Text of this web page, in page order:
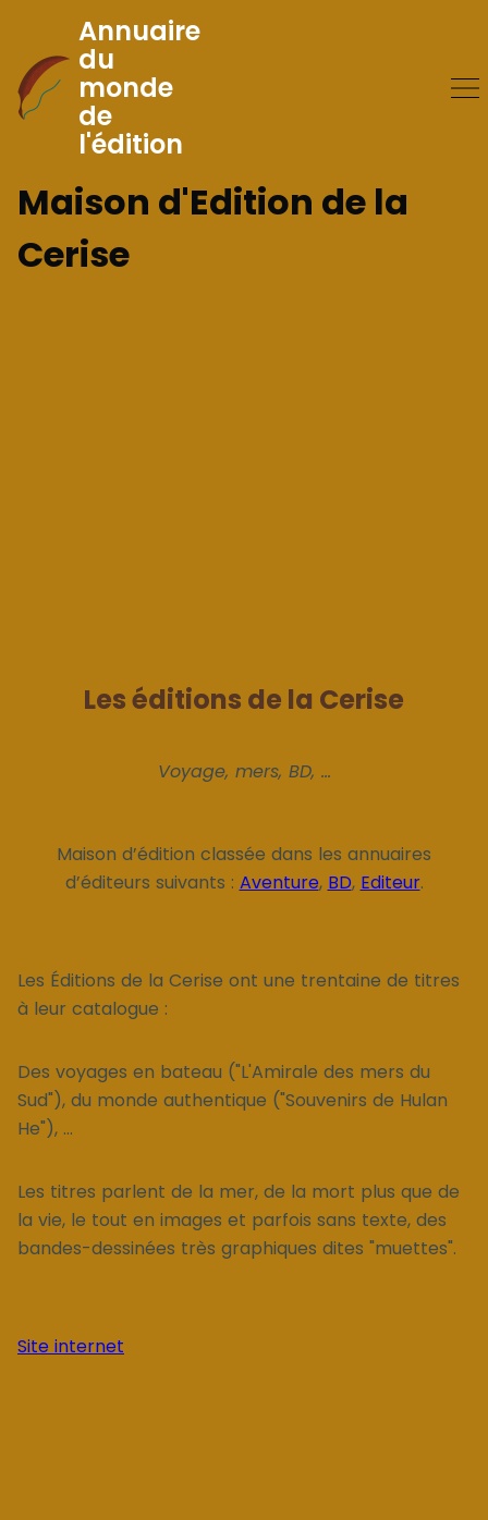
Skip
to
Content
Annuaire
du
monde
de
l'édition
Maison d'Edition de la
Cerise
Les éditions de la Cerise
Voyage, mers, BD, ...
Maison d’édition classée dans les annuaires
d’éditeurs suivants : Aventure, BD, Editeur.
Les Éditions de la Cerise ont une trentaine de titres
à leur catalogue :
Des voyages en bateau ("L'Amirale des mers du
Sud"), du monde authentique ("Souvenirs de Hulan
He"), ...
Les titres parlent de la mer, de la mort plus que de
la vie, le tout en images et parfois sans texte, des
bandes-dessinées très graphiques dites "muettes".
Site internet